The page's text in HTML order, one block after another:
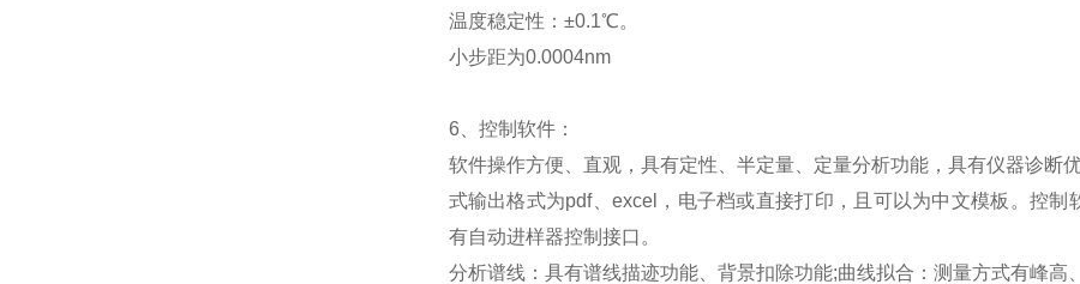
温度稳定性：±0.1℃。
小步距为0.0004nm
6、控制软件：
软件操作方便、直观，具有定性、半定量、定量分析功能，具有仪器诊断
式输出格式为pdf、excel，电子档或直接打印，且可以为中文模板。控
有自动进样器控制接口。
分析谱线：具有谱线描迹功能、背景扣除功能;曲线拟合：测量方式有峰高